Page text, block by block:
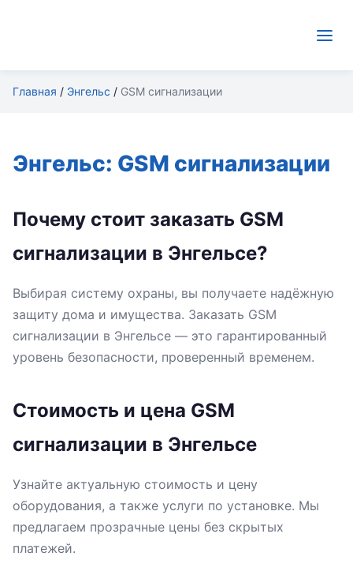
Главная / Энгельс / GSM сигнализации
Энгельс: GSM сигнализации
Почему стоит заказать GSM
сигнализации в Энгельсе?
Выбирая систему охраны, вы получаете надёжную
защиту дома и имущества. Заказать GSM
сигнализации в Энгельсе — это гарантированный
уровень безопасности, проверенный временем.
Стоимость и цена GSM
сигнализации в Энгельсе
Узнайте актуальную стоимость и цену
оборудования, а также услуги по установке. Мы
предлагаем прозрачные цены без скрытых
платежей.